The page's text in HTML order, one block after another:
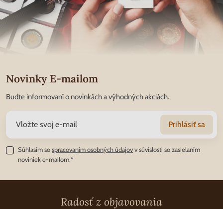
Novinky E-mailom
Budte informovaní o novinkách a výhodných akciách.
Prihlásiť sa
Súhlasím sospracovaním osobných údajovv súvislosti so zasielaním
noviniek e-mailom.*
Radosť z objavovania